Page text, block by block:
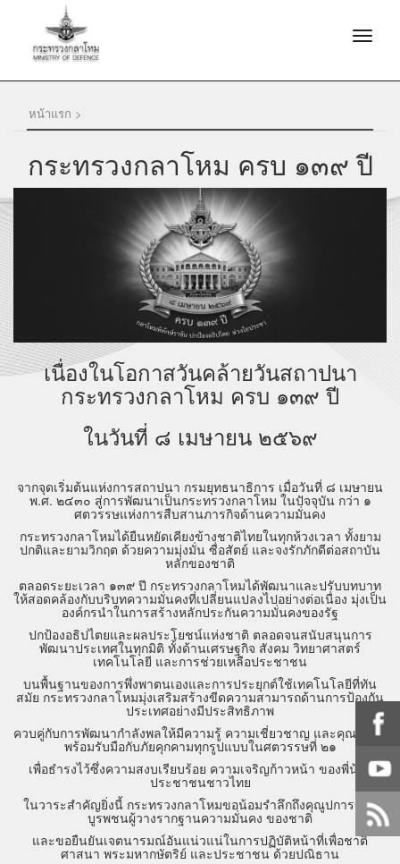
หน้าแรก >
กระทรวงกลาโหม ครบ ๑๓๙ ปี
เนื่องในโอกาสวันคล้ายวันสถาปนา
กระทรวงกลาโหม ครบ ๑๓๙ ปี
ในวันที่ ๘ เมษายน ๒๕๖๙
จากจุดเริ่มต้นแห่งการสถาปนา กรมยุทธนาธิการ เมื่อวันที่ ๘ เมษายน
พ.ศ. ๒๔๓๐ สู่การพัฒนาเป็นกระทรวงกลาโหม ในปัจจุบัน กว่า ๑
ศตวรรษแห่งการสืบสานภารกิจด้านความมั่นคง
กระทรวงกลาโหมได้ยืนหยัดเคียงข้างชาติไทยในทุกห้วงเวลา ทั้งยาม
ปกติและยามวิกฤต ด้วยความมุ่งมั่น ซื่อสัตย์ และจงรักภักดีต่อสถาบัน
หลักของชาติ
ตลอดระยะเวลา ๑๓๙ ปี กระทรวงกลาโหมได้พัฒนาและปรับบทบาท
ให้สอดคล้องกับบริบทความมั่นคงที่เปลี่ยนแปลงไปอย่างต่อเนื่อง มุ่งเป็น
องค์กรนำในการสร้างหลักประกันความมั่นคงของรัฐ
ปกป้องอธิปไตยและผลประโยชน์แห่งชาติ ตลอดจนสนับสนุนการ
พัฒนาประเทศในทุกมิติ ทั้งด้านเศรษฐกิจ สังคม วิทยาศาสตร์
เทคโนโลยี และการช่วยเหลือประชาชน
บนพื้นฐานของการพึ่งพาตนเองและการประยุกต์ใช้เทคโนโลยีที่ทัน
สมัย กระทรวงกลาโหมมุ่งเสริมสร้างขีดความสามารถด้านการป้องกัน
ประเทศอย่างมีประสิทธิภาพ
ควบคู่กับการพัฒนากำลังพลให้มีความรู้ ความเชี่ยวชาญ และคุณธรรม
พร้อมรับมือกับภัยคุกคามทุกรูปแบบในศตวรรษที่ ๒๑
เพื่อธำรงไว้ซึ่งความสงบเรียบร้อย ความเจริญก้าวหน้า ของพี่น้อง
ประชาชนชาวไทย
ในวาระสำคัญยิ่งนี้ กระทรวงกลาโหมขอน้อมรำลึกถึงคุณูปการของ
บูรพชนผู้วางรากฐานความมั่นคง ของชาติ
และขอยืนยันเจตนารมณ์อันแน่วแน่ในการปฏิบัติหน้าที่เพื่อชาติ
ศาสนา พระมหากษัตริย์ และประชาชน ด้วยปณิธาน